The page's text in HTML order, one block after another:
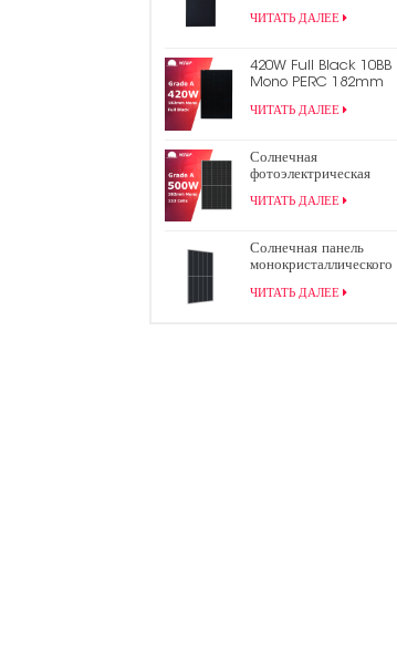
энергии 430 Вт
ЧИТАТЬ ДАЛЕЕ
420W Full Black 10BB
Mono PERC 182mm
панель
ЧИТАТЬ ДАЛЕЕ
Солнечная
фотоэлектрическая
Cut мощностью 500 Вт
ЧИТАТЬ ДАЛЕЕ
Солнечная панель
монокристаллического
модуля PERC
ЧИТАТЬ ДАЛЕЕ